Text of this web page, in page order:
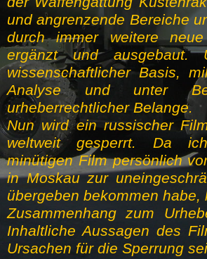
und angrenzende Bereiche
durch immer weitere neue
ergänzt und
wissenschaftlicher Basis,
Analyse und unter
urheberrechtlicher Belange.
Nun wird ein russischer
weltweit gesperrt. Da
minütigen Film persönlich
in Moskau zur
übergeben bekommen habe,
Zusammenhang zum
Inhaltliche Aussagen des
Ursachen für die Sperrung